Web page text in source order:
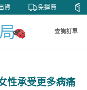
免運費 私
查詢訂單
性承受更多病痛